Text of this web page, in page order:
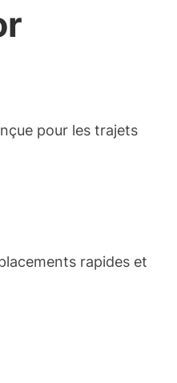
pour les trajets
rapides et